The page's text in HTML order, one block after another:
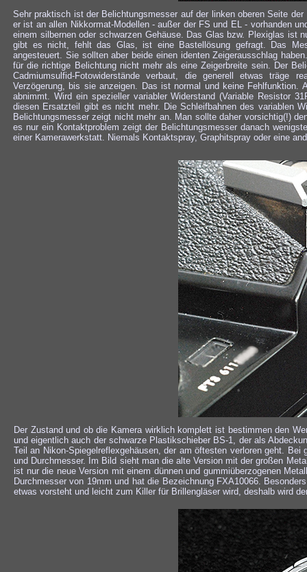
Sehr praktisch ist der Belichtungsmesser auf der linken oberen Seite
er ist an allen Nikkormat-Modellen - außer der FS und EL - vorhanden
einem silbernen oder schwarzen Gehäuse. Das Glas bzw. Plexiglas ist
gibt es nicht, fehlt das Glas, ist eine Bastellösung gefragt. Das
angesteuert. Sie sollten aber beide einen identen Zeigerausschlag
für die richtige Belichtung nicht mehr als eine Zeigerbreite sein. Der
Cadmiumsulfid-Fotowiderstände verbaut, die generell etwas träge
Verzögerung, bis sie anzeigen. Das ist normal und keine Fehlfunktion.
abnimmt. Wird ein spezieller variabler Widerstand (Variable Resistor
diesen Ersatzteil gibt es nicht mehr. Die Schleifbahnen des variablen
Belichtungsmesser zeigt nicht mehr an. Man sollte daher vorsichtig(!)
es nur ein Kontaktproblem zeigt der Belichtungsmesser danach
einer Kamerawerkstatt. Niemals Kontaktspray, Graphitspray oder eine
Der Zustand und ob die Kamera wirklich komplett ist bestimmen den
und eigentlich auch der schwarze Plastikschieber BS-1, der als
Teil an Nikon-Spiegelreflexgehäusen, der am öftesten verloren geht.
und Durchmesser. Im Bild sieht man die alte Version mit der großen
ist nur die neue Version mit einem dünnen und gummiüberzogenen
Durchmesser von 19mm und hat die Bezeichnung FXA10066.
etwas vorsteht und leicht zum Killer für Brillengläser wird, deshalb wird